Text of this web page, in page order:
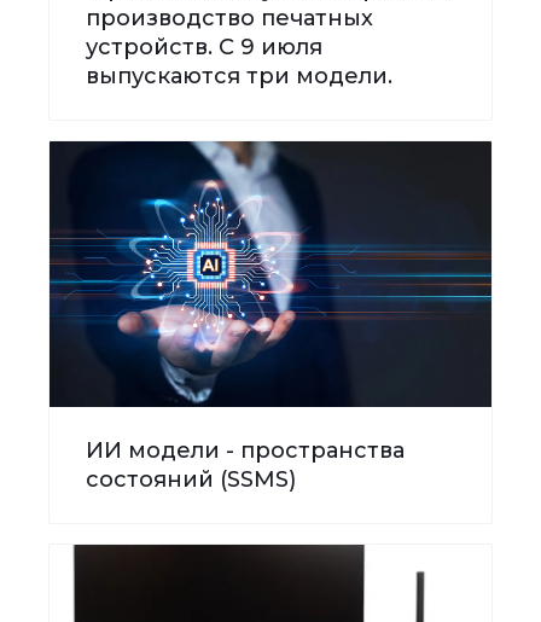
производство печатных
устройств. С 9 июля
выпускаются три модели.
ИИ модели - пространства
состояний (SSMS)